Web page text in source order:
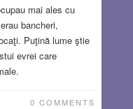
mai ales cu
bancheri,
Puţină lume ştie
evrei care
0 COMMENTS